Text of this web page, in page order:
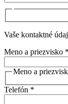
Vaše kontaktné
Meno a priezvisko *
Meno a
Telefón *